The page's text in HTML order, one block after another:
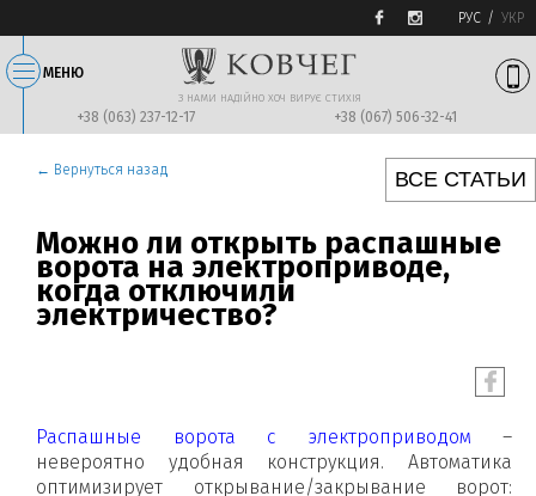
РУС УКР
МЕНЮ
З НАМИ НАДIЙНО ХОЧ ВИРУЄ СТИХIЯ
+38 (063) 237-12-17 +38 (067) 506-32-41
← Вернуться назад
Можно ли открыть распашные
ворота на электроприводе,
когда отключили
электричество?
Распашные ворота с электроприводом –
невероятно удобная конструкция. Автоматика
оптимизирует открывание/закрывание ворот:
ВСЕ СТАТЬИ